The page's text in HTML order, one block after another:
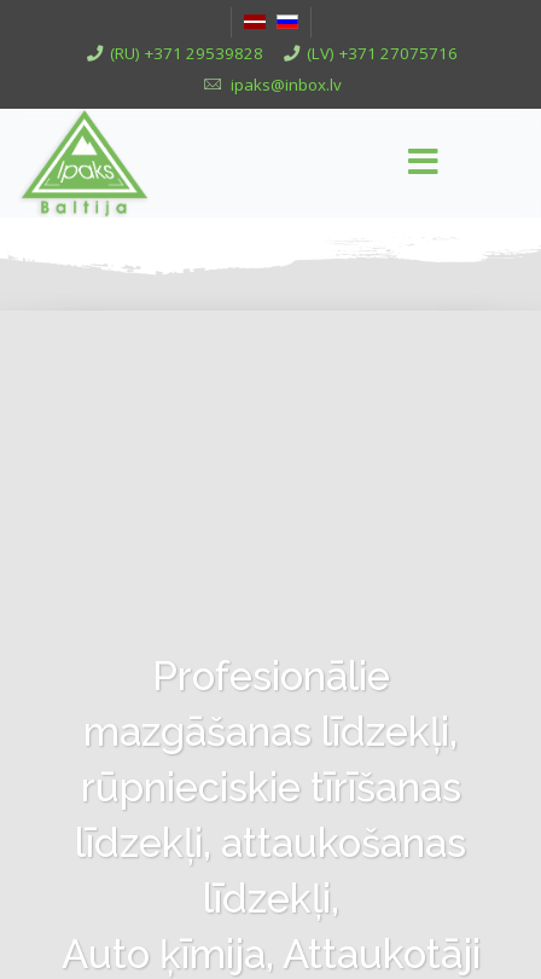
(RU) +371 29539828
(LV) +371 27075716
ipaks@inbox.lv
Profesionālie
mazgāšanas līdzekļi,
rūpnieciskie tīrīšanas
līdzekļi, attaukošanas
līdzekļi,
Auto ķīmija, Attaukotāji